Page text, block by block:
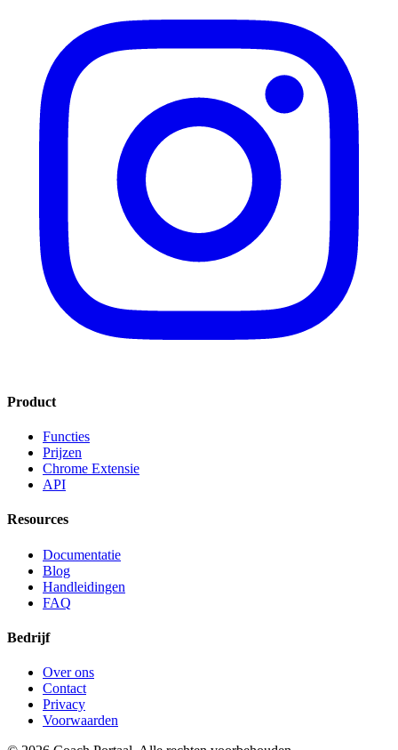
Product
Functies
Prijzen
Chrome Extensie
API
Resources
Documentatie
Blog
Handleidingen
FAQ
Bedrijf
Over ons
Contact
Privacy
Voorwaarden